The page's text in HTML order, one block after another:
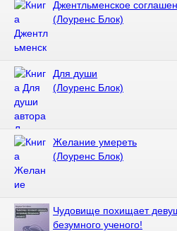
Джентльменское
(Лоуренс Блок)
Для души
(Лоуренс Блок)
Желание умереть
(Лоуренс Блок)
Чудовище похищает
безумного ученого!